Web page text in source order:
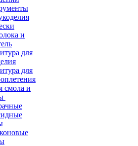
и
для
для
смола и